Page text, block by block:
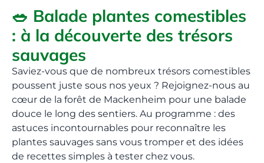
🥗 Balade plantes comestibles
: à la découverte des trésors
sauvages
Saviez-vous que de nombreux trésors comestibles
poussent juste sous nos yeux ? Rejoignez-nous au
cœur de la forêt de Mackenheim pour une balade
douce le long des sentiers. Au programme : des
astuces incontournables pour reconnaître les
plantes sauvages sans vous tromper et des idées
de recettes simples à tester chez vous.